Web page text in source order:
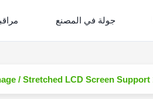
جولة في المصنع